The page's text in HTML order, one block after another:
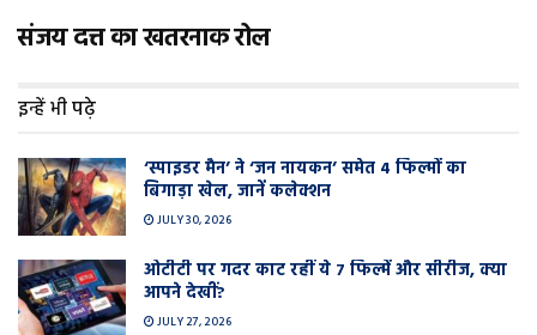
संजय दत्त का खतरनाक रोल
इन्हें भी पढ़े
‘स्पाइडर मैन’ ने ‘जन नायकन’ समेत 4 फिल्मों का
बिगाड़ा खेल, जानें कलेक्शन
JULY 30, 2026
ओटीटी पर गदर काट रहीं ये 7 फिल्में और सीरीज, क्या
आपने देखीं?
JULY 27, 2026